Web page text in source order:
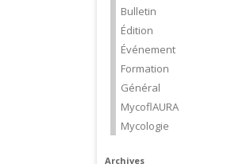
Bulletin
Édition
Événement
Formation
Général
MycoflAURA
Mycologie
Archives